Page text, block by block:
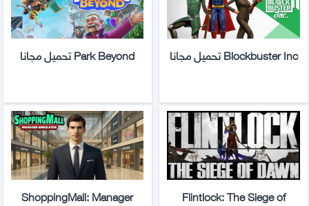
Blockbuster Inc تحميل مجانا Park Beyond تحميل مجانا
Flintlock: The Siege of
ShoppingMall: Manager